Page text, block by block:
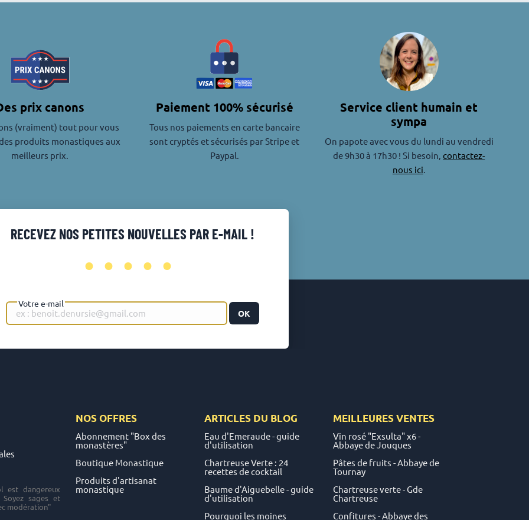
prix canons
(vraiment) tout pour vous
produits monastiques aux
meilleurs prix.
Paiement 100% sécurisé
Tous nos paiements en carte bancaire
sont cryptés et sécurisés par Stripe et
Paypal.
Service client humain et
sympa
On papote avec vous du lundi au vendredi
de 9h30 à 17h30 ! Si besoin,contactez-
nous ici.
RECEVEZ NOS PETITES NOUVELLES PAR E-MAIL !
•••••
Votre e-mail
OK
est dangereux
sages et
modération"
NOS OFFRES
Abonnement "Box des
monastères"
Boutique Monastique
Produits d'artisanat
monastique
ARTICLES DU BLOG
Eau d'Emeraude - guide
d'utilisation
Chartreuse Verte : 24
recettes de cocktail
Baume d'Aiguebelle - guide
d'utilisation
Pourquoi les moines
MEILLEURES VENTES
Vin rosé "Exsulta" x6 -
Abbaye de Jouques
Pâtes de fruits - Abbaye de
Tournay
Chartreuse verte - Gde
Chartreuse
Confitures - Abbaye des